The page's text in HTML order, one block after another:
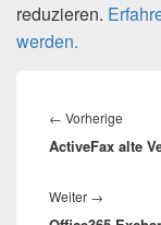
reduzieren.
werden.
← Vorherige
ActiveFax alte
Weiter →